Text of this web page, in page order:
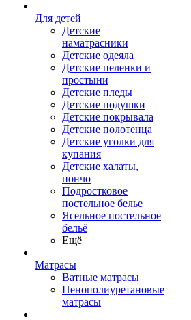
Для детей
Детские
наматрасники
Детские одеяла
Детские пеленки и
простыни
Детские пледы
Детские подушки
Детские покрывала
Детские полотенца
Детские уголки для
купания
Детские халаты,
пончо
Подростковое
постельное белье
Ясельное постельное
бельё
Ещё
Матрасы
Ватные матрасы
Пенополиуретановые
матрасы